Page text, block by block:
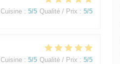
Cuisine : 5/5 Qualité / Prix : 5/5
Cuisine : 5/5 Qualité / Prix : 5/5